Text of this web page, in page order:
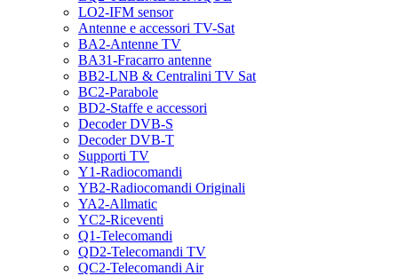
LO2-IFM sensor
Antenne e accessori TV-Sat
BA2-Antenne TV
BA31-Fracarro antenne
BB2-LNB & Centralini TV Sat
BC2-Parabole
BD2-Staffe e accessori
Decoder DVB-S
Decoder DVB-T
Supporti TV
Y1-Radiocomandi
YB2-Radiocomandi Originali
YA2-Allmatic
YC2-Riceventi
Q1-Telecomandi
QD2-Telecomandi TV
QC2-Telecomandi Air